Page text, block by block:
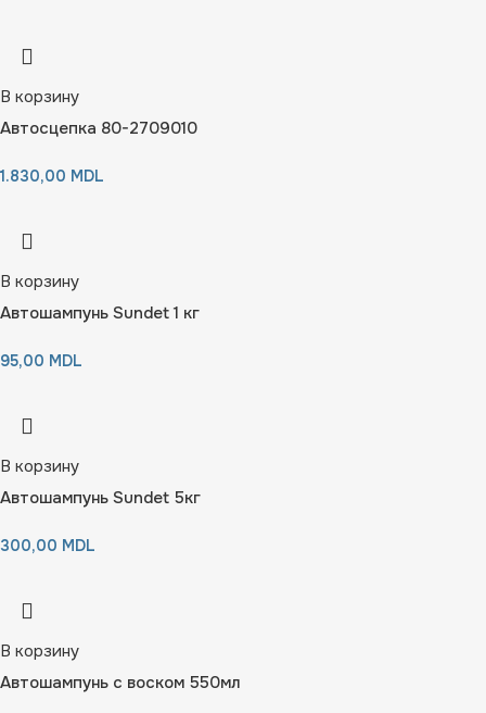
В корзину
Автосцепка 80-2709010
1.830,00 MDL
В корзину
Автошампунь Sundet 1 кг
95,00 MDL
В корзину
Автошампунь Sundet 5кг
300,00 MDL
В корзину
Автошампунь с воском 550мл